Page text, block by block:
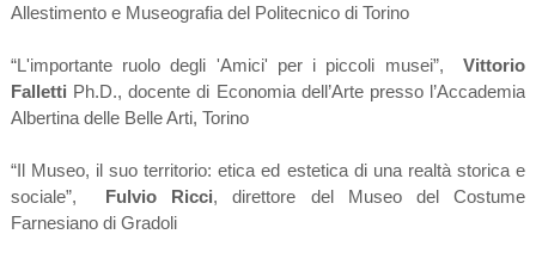
Allestimento e Museografia del Politecnico di Torino
“L'importante ruolo degli 'Amici' per i piccoli musei”,Vittorio
Falletti Ph.D., docente di Economia dell’Arte presso l’Accademia
Albertina delle Belle Arti, Torino
“Il Museo, il suo territorio: etica ed estetica di una realtà storica e
sociale”, Fulvio Ricci, direttore del Museo del Costume
Farnesiano di Gradoli